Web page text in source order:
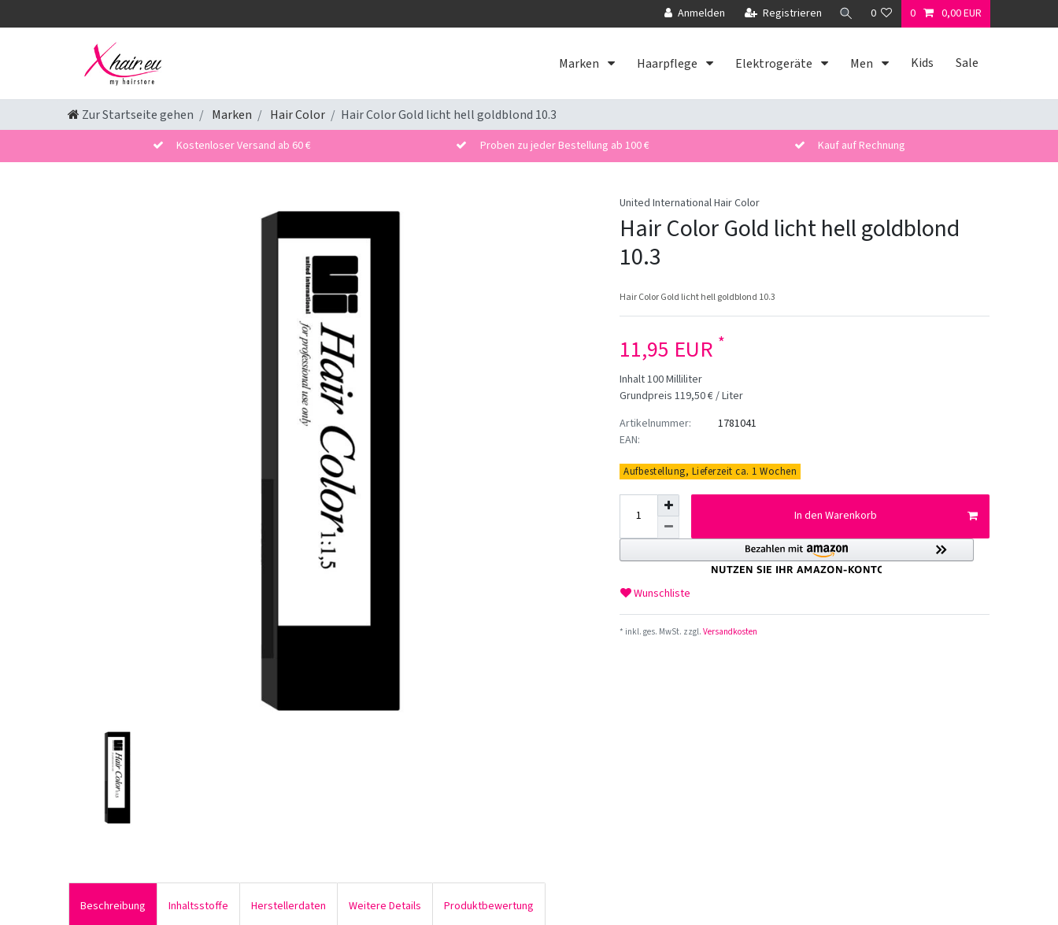
Anmelden Registrieren 0 0 0,00 EUR
Marken Haarpflege Elektrogeräte Men Kids Sale
Zur Startseite gehen Marken Hair Color Hair Color Gold licht hell goldblond 10.3
Kostenloser Versand ab 60 € Proben zu jeder Bestellung ab 100 € Kauf auf Rechnung
United International Hair Color
Hair Color Gold licht hell goldblond
10.3
Hair Color Gold licht hell goldblond 10.3
11,95 EUR *
Inhalt100Milliliter
Grundpreis 119,50 € / Liter
Artikelnummer:
EAN:
1781041
Aufbestellung, Lieferzeit ca. 1 Wochen
In den Warenkorb
Wunschliste
* inkl. ges. MwSt. zzgl. Versandkosten
Beschreibung Inhaltsstoffe Herstellerdaten Weitere Details Produktbewertung